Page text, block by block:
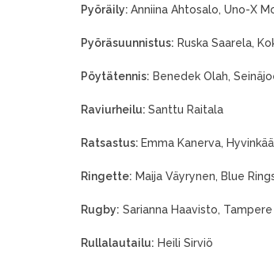
Pyöräily: Anniina Ahtosalo, Uno-X
Pyöräsuunnistus: Ruska Saarela,
Pöytätennis: Benedek Olah,
Raviurheilu: Santtu Raitala
Ratsastus: Emma Kanerva,
Ringette: Maija Väyrynen, Blue
Rugby: Sarianna Haavisto,
Rullalautailu: Heili Sirviö